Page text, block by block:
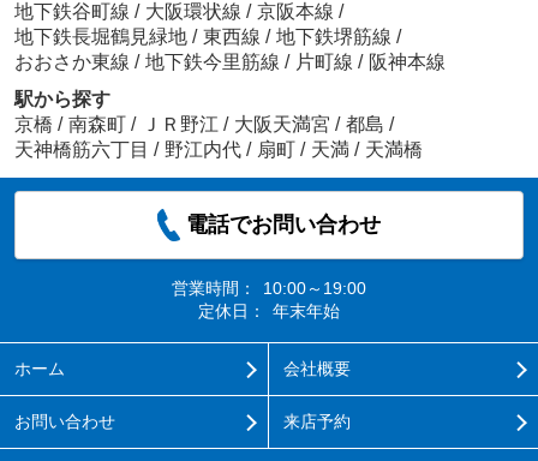
地下鉄谷町線 / 大阪環状線 / 京阪本線 /
地下鉄長堀鶴見緑地 / 東西線 / 地下鉄堺筋線 /
おおさか東線 / 地下鉄今里筋線 / 片町線 / 阪神本線
駅から探す
京橋 / 南森町 / ＪＲ野江 / 大阪天満宮 / 都島 /
天神橋筋六丁目 / 野江内代 / 扇町 / 天満 / 天満橋
電話でお問い合わせ
営業時間：
10:00～19:00
定休日：
年末年始
ホーム 会社概要
お問い合わせ 来店予約